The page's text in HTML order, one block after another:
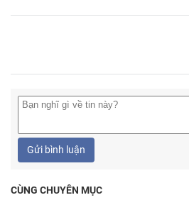
Gửi bình luận
CÙNG CHUYÊN MỤC